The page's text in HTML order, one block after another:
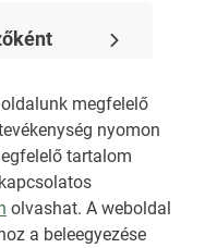
megfelelő
nyomon
tartalom
olvashat. A weboldal
a beleegyezése
)